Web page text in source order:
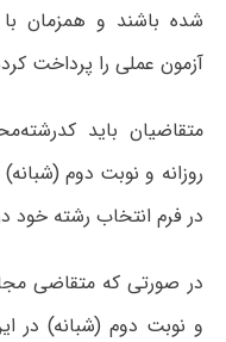
شده باشند و همزمان با
آزمون عملی را پرداخت
متقاضیان باید
روزانه و نوبت دوم
در فرم انتخاب رشته خود
در صورتی که متقاضی
و نوبت دوم (شبانه) در